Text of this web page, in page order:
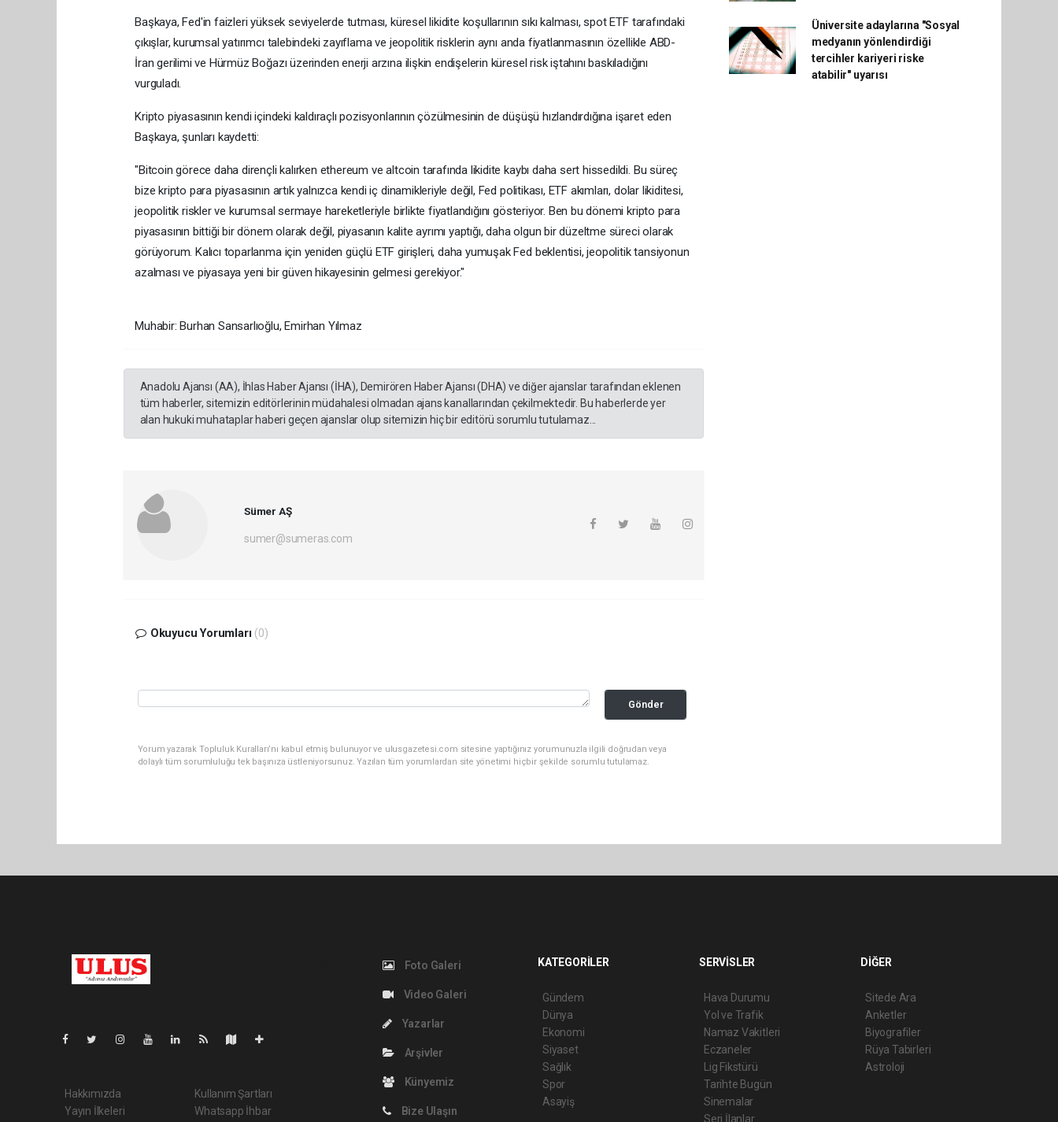
Başkaya, Fed'in faizleri yüksek seviyelerde tutması, küresel likidite koşullarının sıkı kalması, spot ETF tarafındaki
çıkışlar, kurumsal yatırımcı talebindeki zayıflama ve jeopolitik risklerin aynı anda fiyatlanmasının özellikle ABD-
İran gerilimi ve Hürmüz Boğazı üzerinden enerji arzına ilişkin endişelerin küresel risk iştahını baskıladığını
vurguladı.
Kripto piyasasının kendi içindeki kaldıraçlı pozisyonlarının çözülmesinin de düşüşü hızlandırdığına işaret eden
Başkaya, şunları kaydetti:
"Bitcoin görece daha dirençli kalırken ethereum ve altcoin tarafında likidite kaybı daha sert hissedildi. Bu süreç
bize kripto para piyasasının artık yalnızca kendi iç dinamikleriyle değil, Fed politikası, ETF akımları, dolar likiditesi,
jeopolitik riskler ve kurumsal sermaye hareketleriyle birlikte fiyatlandığını gösteriyor. Ben bu dönemi kripto para
piyasasının bittiği bir dönem olarak değil, piyasanın kalite ayrımı yaptığı, daha olgun bir düzeltme süreci olarak
görüyorum. Kalıcı toparlanma için yeniden güçlü ETF girişleri, daha yumuşak Fed beklentisi, jeopolitik tansiyonun
azalması ve piyasaya yeni bir güven hikayesinin gelmesi gerekiyor."
Muhabir: Burhan Sansarlıoğlu, Emirhan Yılmaz
Anadolu Ajansı (AA), İhlas Haber Ajansı (İHA), Demirören Haber Ajansı (DHA) ve diğer ajanslar tarafından eklenen
tüm haberler, sitemizin editörlerinin müdahalesi olmadan ajans kanallarından çekilmektedir. Bu haberlerde yer
alan hukuki muhataplar haberi geçen ajanslar olup sitemizin hiç bir editörü sorumlu tutulamaz...
Sümer AŞ
sumer@sumeras.com
Okuyucu Yorumları (0)
Gönder
Yorum yazarak Topluluk Kuralları’nı kabul etmiş bulunuyor ve ulusgazetesi.com sitesine yaptığınız yorumunuzla ilgili doğrudan veya
dolaylı tüm sorumluluğu tek başınıza üstleniyorsunuz. Yazılan tüm yorumlardan site yönetimi hiçbir şekilde sorumlu tutulamaz.
Üniversite adaylarına "Sosyal
medyanın yönlendirdiği
tercihler kariyeri riske
atabilir" uyarısı
Hakkımızda
Yayın İlkeleri
Kullanım Şartları
Whatsapp İhbar
Foto Galeri
Video Galeri
Yazarlar
Arşivler
Künyemiz
Bize Ulaşın
KATEGORİLER
Gündem
Dünya
Ekonomi
Siyaset
Sağlık
Spor
Asayiş
SERVİSLER
Hava Durumu
Yol ve Trafik
Namaz Vakitleri
Eczaneler
Lig Fikstürü
Tarihte Bugün
Sinemalar
Seri İlanlar
DİĞER
Sitede Ara
Anketler
Biyografiler
Rüya Tabirleri
Astroloji